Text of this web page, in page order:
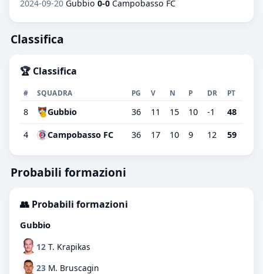
2024-09-20 Gubbio 0-0 Campobasso FC
Classifica
🏆 Classifica
# SQUADRA PG V N P DR PT
8 Gubbio 36 11 15 10 -1 48
4 Campobasso FC 36 17 10 9 12 59
Probabili formazioni
👥 Probabili formazioni
Gubbio
12 T. Krapikas
23 M. Bruscagin